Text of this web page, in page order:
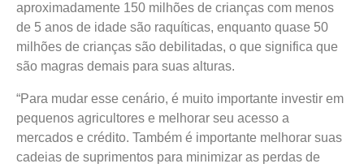
aproximadamente 150 milhões de crianças com menos
de 5 anos de idade são raquíticas, enquanto quase 50
milhões de crianças são debilitadas, o que significa que
são magras demais para suas alturas.
“Para mudar esse cenário, é muito importante investir em
pequenos agricultores e melhorar seu acesso a
mercados e crédito. Também é importante melhorar suas
cadeias de suprimentos para minimizar as perdas de